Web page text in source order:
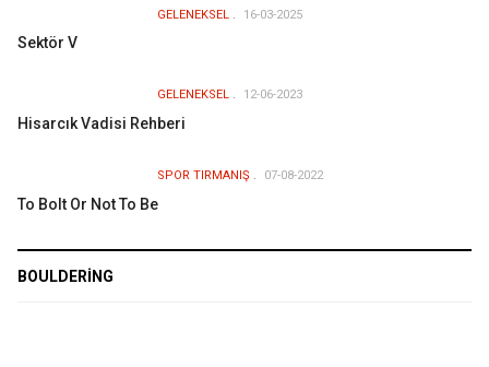
GELENEKSEL 16-03-2025
Sektör V
GELENEKSEL 12-06-2023
Hisarcık Vadisi Rehberi
SPOR TIRMANIŞ 07-08-2022
To Bolt Or Not To Be
BOULDERING